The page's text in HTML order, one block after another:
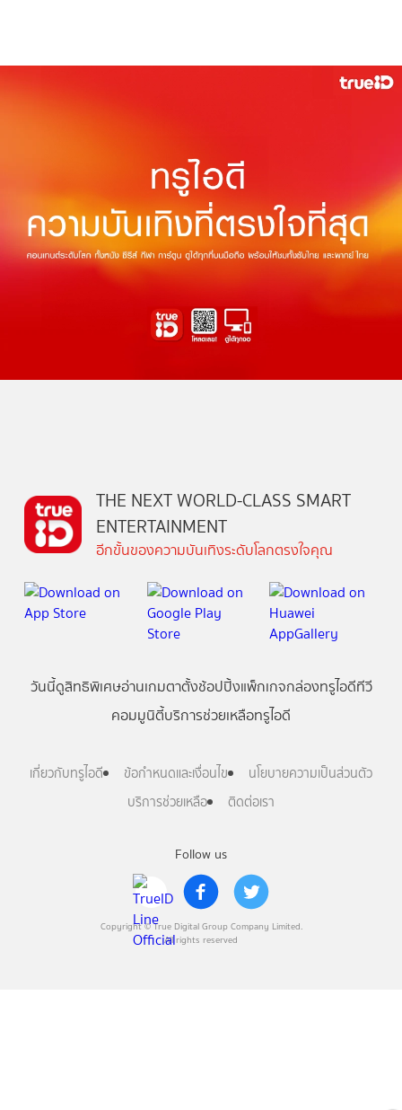
Follow us
Copyright © True Digital Group Company Limited.
All rights reserved
THE NEXT WORLD-CLASS SMART
ENTERTAINMENT
อีกขั้นของความบันเทิงระดับโลกตรงใจคุณ
วันนี้ดูสิทธิพิเศษอ่านเกมตาตั้งช้อปปิ้งแพ็กเกจกล่องทรูไอดีทีวี
คอมมูนิตี้บริการช่วยเหลือทรูไอดี
เกี่ยวกับทรูไอดี ข้อกำหนดและเงื่อนไข
นโยบายความเป็นส่วนตัว
บริการช่วยเหลือ
ติดต่อเรา